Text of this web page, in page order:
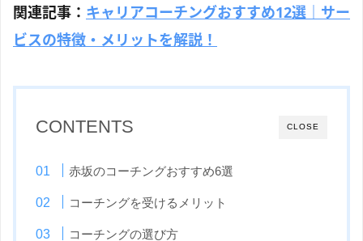
関連記事： キャリアコーチングおすすめ12選｜サー
ビスの特徴・メリットを解説！
CLOSE
CONTENTS
赤坂のコーチングおすすめ6選
コーチングを受けるメリット
コーチングの選び方